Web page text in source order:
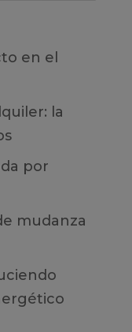
en el
la
por
mudanza